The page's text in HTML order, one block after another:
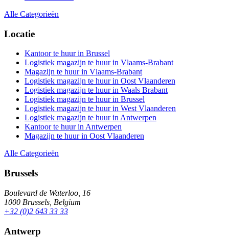
Alle Categorieën
Locatie
Kantoor te huur in Brussel
Logistiek magazijn te huur in Vlaams-Brabant
Magazijn te huur in Vlaams-Brabant
Logistiek magazijn te huur in Oost Vlaanderen
Logistiek magazijn te huur in Waals Brabant
Logistiek magazijn te huur in Brussel
Logistiek magazijn te huur in West Vlaanderen
Logistiek magazijn te huur in Antwerpen
Kantoor te huur in Antwerpen
Magazijn te huur in Oost Vlaanderen
Alle Categorieën
Brussels
Boulevard de Waterloo, 16
1000 Brussels, Belgium
+32 (0)2 643 33 33
Antwerp